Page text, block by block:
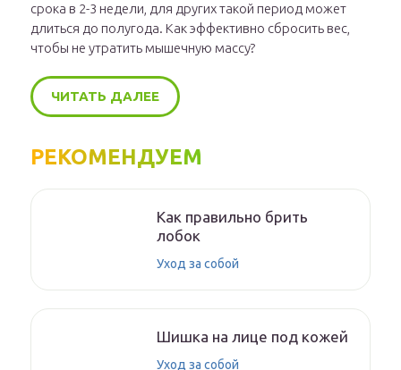
срока в 2-3 недели, для других такой период может
длиться до полугода. Как эффективно сбросить вес,
чтобы не утратить мышечную массу?
ЧИТАТЬ ДАЛЕЕ
РЕКОМЕНДУЕМ
Как правильно брить
лобок
Уход за собой
Шишка на лице под кожей
Уход за собой